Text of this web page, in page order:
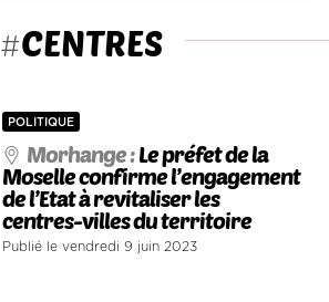
#CENTRES
POLITIQUE
Morhange :Le préfet de la
Moselle confirme l’engagement
de l’Etat à revitaliser les
centres-villes du territoire
Publié le vendredi 9 juin 2023